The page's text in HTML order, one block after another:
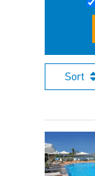
Sort